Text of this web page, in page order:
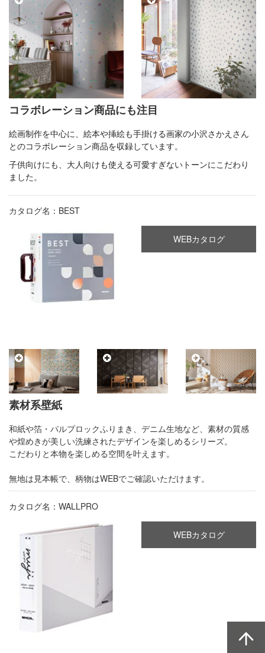
コラボレーション商品にも注目
絵画制作を中心に、絵本や挿絵も手掛ける画家の小沢さかえさん
とのコラボレーション商品を収録しています。
子供向けにも、大人向けも使える可愛すぎないトーンにこだわり
ました。
カタログ名：BEST
WEBカタログ
素材系壁紙
和紙や箔・ パルプロックふりまき、デニム生地など、素材の質感
や煌めきが美しい洗練されたデザインを楽しめるシリーズ。
こだわりと本物を楽しめる空間を叶えます。
無地は見本帳で、柄物はWEBでご確認いただけます。
カタログ名：WALLPRO
WEBカタログ